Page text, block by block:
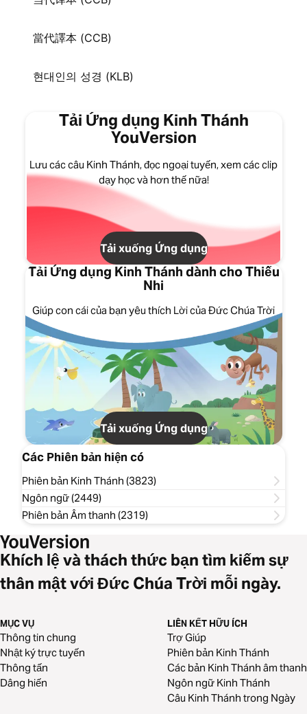
當代譯本 (CCB)
현대인의 성경 (KLB)
Tải Ứng dụng Kinh Thánh
YouVersion
Lưu các câu Kinh Thánh, đọc ngoại tuyến, xem các clip
dạy học và hơn thế nữa!
Tải xuống Ứng dụng
Tải Ứng dụng Kinh Thánh dành cho Thiếu
Nhi
Giúp con cái của bạn yêu thích Lời của Đức Chúa Trời
Tải xuống Ứng dụng
Các Phiên bản hiện có
Phiên bản Kinh Thánh (3823)
Ngôn ngữ (2449)
Phiên bản Âm thanh (2319)
Khích lệ và thách thức bạn tìm kiếm sự
thân mật với Đức Chúa Trời mỗi ngày.
MỤC VỤ
Thông tin chung
Nhật ký trực tuyến
Thông tấn
Dâng hiến
LIÊN KẾT HỮU ÍCH
Trợ Giúp
Phiên bản Kinh Thánh
Các bản Kinh Thánh âm thanh
Ngôn ngữ Kinh Thánh
Câu Kinh Thánh trong Ngày